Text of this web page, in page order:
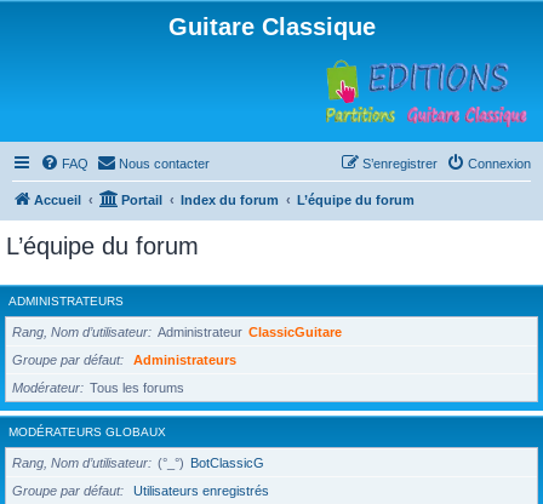
Guitare Classique
FAQ Nous contacter Connexion
S’enregistrer
Accueil Portail Index du forum L’équipe du forum
L’équipe du forum
ADMINISTRATEURS
Rang, Nom d’utilisateur Administrateur ClassicGuitare
Groupe par défaut
Administrateurs
Modérateur
Tous les forums
MODÉRATEURS GLOBAUX
Rang, Nom d’utilisateur (°_°) BotClassicG
Groupe par défaut
Utilisateurs enregistrés